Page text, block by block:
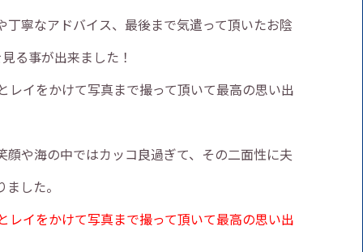
丁寧なアドバイス、最後まで気遣って頂いたお陰
る事が出来ました！
レイをかけて写真まで撮って頂いて最高の思い出
顔や海の中ではカッコ良過ぎて、その二面性に夫
した。
レイをかけて写真まで撮って頂いて最高の思い出